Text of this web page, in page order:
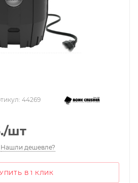
44269
/шт
Нашли дешевле?
В 1 КЛИК